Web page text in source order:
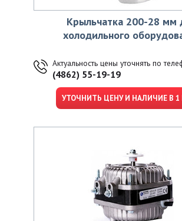
Крыльчатка 200-28 мм
холодильного
Актуальность цены уточнять по
(4862) 55-19-19
УТОЧНИТЬ ЦЕНУ И НАЛИЧИЕ В